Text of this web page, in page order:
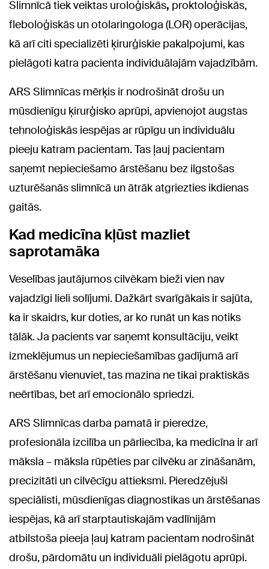
Slimnīcā tiek veiktas uroloģiskās, proktoloģiskās,
fleboloģiskās un otolaringologa (LOR) operācijas,
kā arī citi specializēti ķirurģiskie pakalpojumi, kas
pielāgoti katra pacienta individuālajām vajadzībām.
ARS Slimnīcas mērķis ir nodrošināt drošu un
mūsdienīgu ķirurģisko aprūpi, apvienojot augstas
tehnoloģiskās iespējas ar rūpīgu un individuālu
pieeju katram pacientam. Tas ļauj pacientam
saņemt nepieciešamo ārstēšanu bez ilgstošas
uzturēšanās slimnīcā un ātrāk atgriezties ikdienas
gaitās.
Kad medicīna kļūst mazliet
saprotamāka
Veselības jautājumos cilvēkam bieži vien nav
vajadzīgi lieli solījumi. Dažkārt svarīgākais ir sajūta,
ka ir skaidrs, kur doties, ar ko runāt un kas notiks
tālāk. Ja pacients var saņemt konsultāciju, veikt
izmeklējumus un nepieciešamības gadījumā arī
ārstēšanu vienuviet, tas mazina ne tikai praktiskās
neērtības, bet arī emocionālo spriedzi.
ARS Slimnīcas darba pamatā ir pieredze,
profesionāla izcilība un pārliecība, ka medicīna ir arī
māksla – māksla rūpēties par cilvēku ar zināšanām,
precizitāti un cilvēcīgu attieksmi. Pieredzējuši
speciālisti, mūsdienīgas diagnostikas un ārstēšanas
iespējas, kā arī starptautiskajām vadlīnijām
atbilstoša pieeja ļauj katram pacientam nodrošināt
drošu, pārdomātu un individuāli pielāgotu aprūpi.